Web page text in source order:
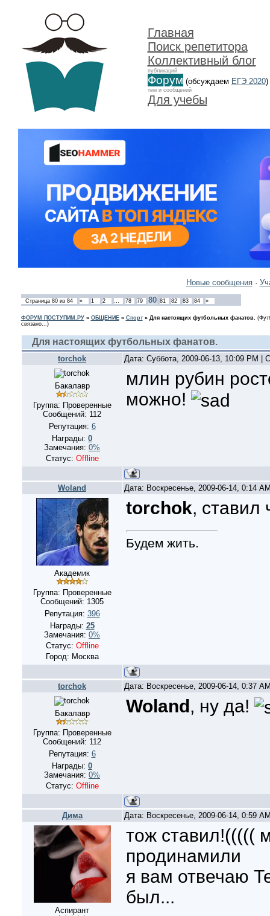
Главная
Поиск репетитора
Коллективный блог
публикаций
Форум (обсуждаем ЕГЭ 2020)
тем и сообщений
Для учебы
Новые сообщения·
Страница 80из 84 « 1 2 … 78 79 80 81 82 83 84 »
ФОРУМ ПОСТУПИМ.РУ» ОБЩЕНИЕ» Спорт» Для настоящих футбольных фанатов.
связано...)
Для настоящих футбольных фанатов.
torchok Дата: Суббота, 2009-06-13, 10:09 PM |
Бакалавр
Группа: Проверенные
Сообщений: 112
Репутация: 6
Награды: 0
Замечания: 0%
Статус: Offline
млин рубин
можно!
Woland Дата: Воскресенье, 2009-06-14, 0:14
Академик
Группа: Проверенные
Сообщений: 1305
Репутация: 396
Награды: 25
Замечания: 0%
Статус: Offline
Город: Москва
torchok, ставил
Будем жить.
torchok Дата: Воскресенье, 2009-06-14, 0:37
Бакалавр
Группа: Проверенные
Сообщений: 112
Репутация: 6
Награды: 0
Замечания: 0%
Статус: Offline
Woland , ну да!
Дима Дата: Воскресенье, 2009-06-14, 0:59
Аспирант
тож ставил!(((((
продинамили
я вам отвечаю
был...